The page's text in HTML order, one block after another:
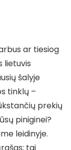
ar tiesiog
lietuvis
šalyje
tinklų –
prekių
piniginei?
leidinyje.